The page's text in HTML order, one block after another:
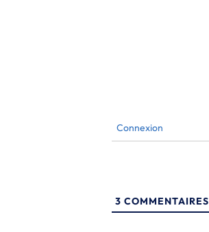
Connexion
3 COMMENTAIRES